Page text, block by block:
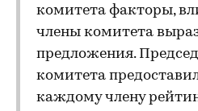
комитета факторы,
члены комитета
предложения.
комитета
каждому члену